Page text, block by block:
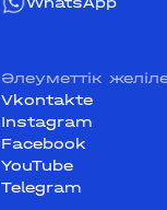
Әлеуметтік
Vkontakte
Instagram
Facebook
YouTube
Telegram